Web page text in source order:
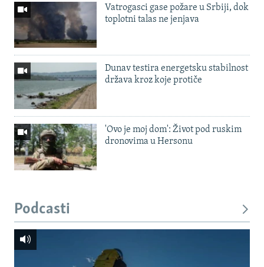
Vatrogasci gase požare u Srbiji, dok
toplotni talas ne jenjava
Dunav testira energetsku stabilnost
država kroz koje protiče
'Ovo je moj dom': Život pod ruskim
dronovima u Hersonu
Podcasti